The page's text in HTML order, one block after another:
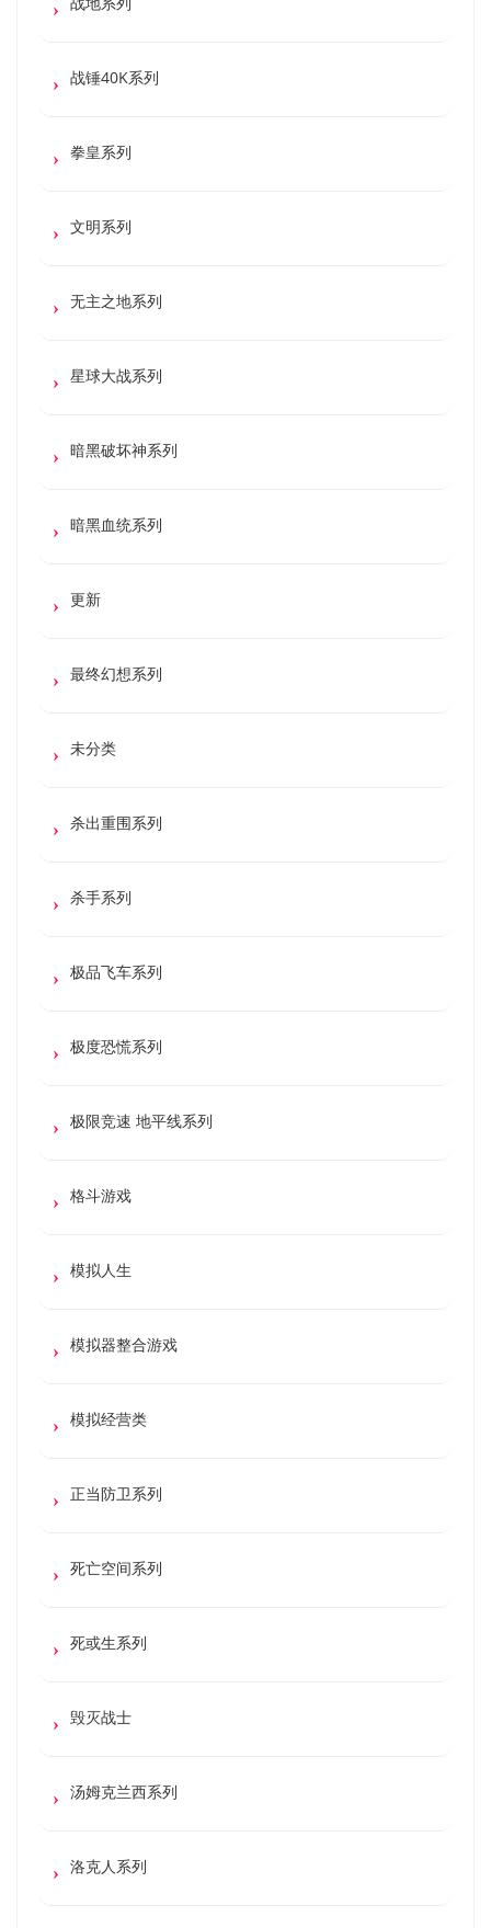
战锤40K系列
拳皇系列
文明系列
无主之地系列
星球大战系列
暗黑破坏神系列
暗黑血统系列
更新
最终幻想系列
未分类
杀出重围系列
杀手系列
极品飞车系列
极度恐慌系列
极限竞速 地平线系列
格斗游戏
模拟人生
模拟器整合游戏
模拟经营类
正当防卫系列
死亡空间系列
死或生系列
毁灭战士
汤姆克兰西系列
洛克人系列